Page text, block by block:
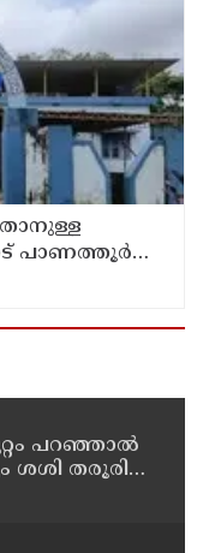
പാണത്തൂര്‍
പറഞ്ഞാല്‍
ശശി തരൂരിന്